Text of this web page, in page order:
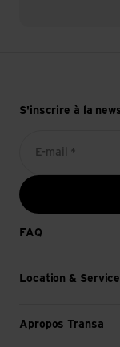
S'inscrire à la
E-mail *
FAQ
Location &
Apropos Transa